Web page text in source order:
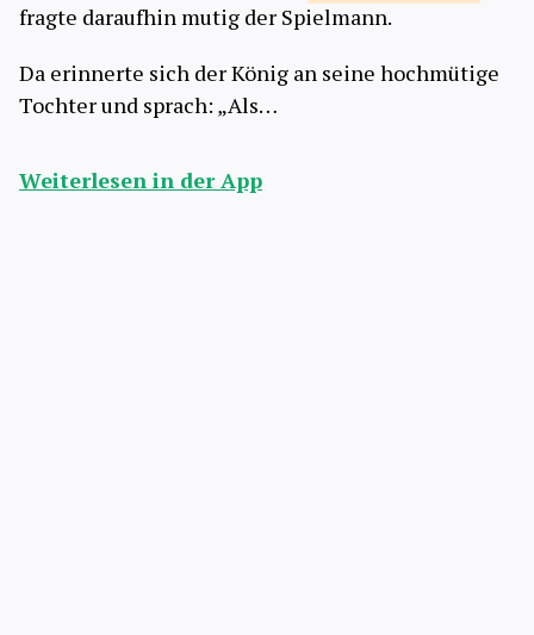
fragte daraufhin mutig der Spielmann.
Da erinnerte sich der König an seine hochmütige
Tochter und sprach: „Als…
Weiterlesen in der App